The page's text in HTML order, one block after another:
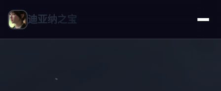
迪亚纳之宝